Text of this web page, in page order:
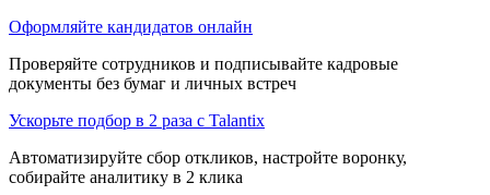
Оформляйте кандидатов онлайн
Проверяйте сотрудников и подписывайте кадровые
документы без бумаг и личных встреч
Ускорьте подбор в 2 раза с Talantix
Автоматизируйте сбор откликов, настройте воронку,
собирайте аналитику в 2 клика